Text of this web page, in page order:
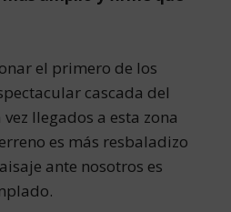
el primero de los
cascada del
llegados a esta zona
es más resbaladizo
ante nosotros es